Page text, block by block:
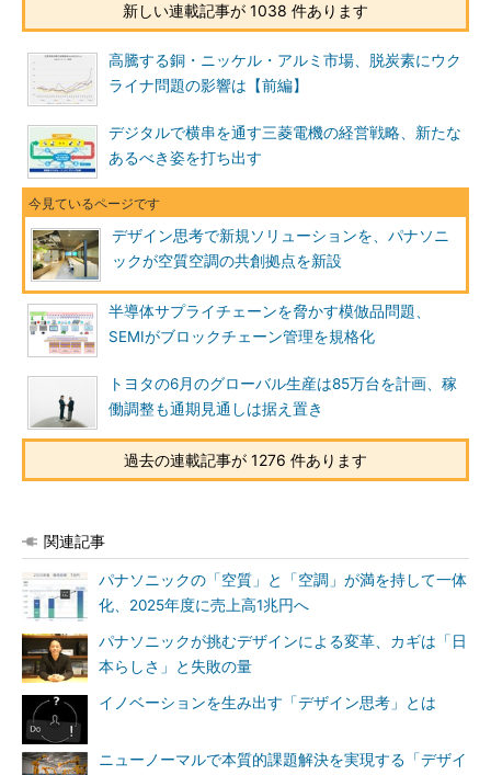
新しい連載記事が 1038 件あります
高騰する銅・ニッケル・アルミ市場、脱炭素にウク
ライナ問題の影響は【前編】
デジタルで横串を通す三菱電機の経営戦略、新たな
あるべき姿を打ち出す
デザイン思考で新規ソリューションを、パナソニ
ックが空質空調の共創拠点を新設
半導体サプライチェーンを脅かす模倣品問題、
SEMIがブロックチェーン管理を規格化
トヨタの6月のグローバル生産は85万台を計画、稼
働調整も通期見通しは据え置き
過去の連載記事が 1276 件あります
関連記事
パナソニックの「空質」と「空調」が満を持して一体
化、2025年度に売上高1兆円へ
パナソニックが挑むデザインによる変革、カギは「日
本らしさ」と失敗の量
イノベーションを生み出す「デザイン思考」とは
ニューノーマルで本質的課題解決を実現する「デザイ